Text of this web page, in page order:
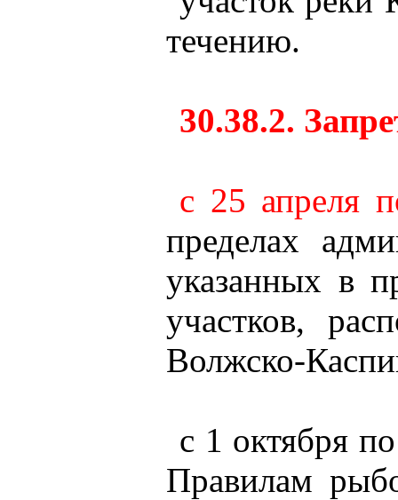
течению.
30.38.2.
с 25 апреля
пределах
указанных в
участков,
Волжско-
с 1 октября
Правилам